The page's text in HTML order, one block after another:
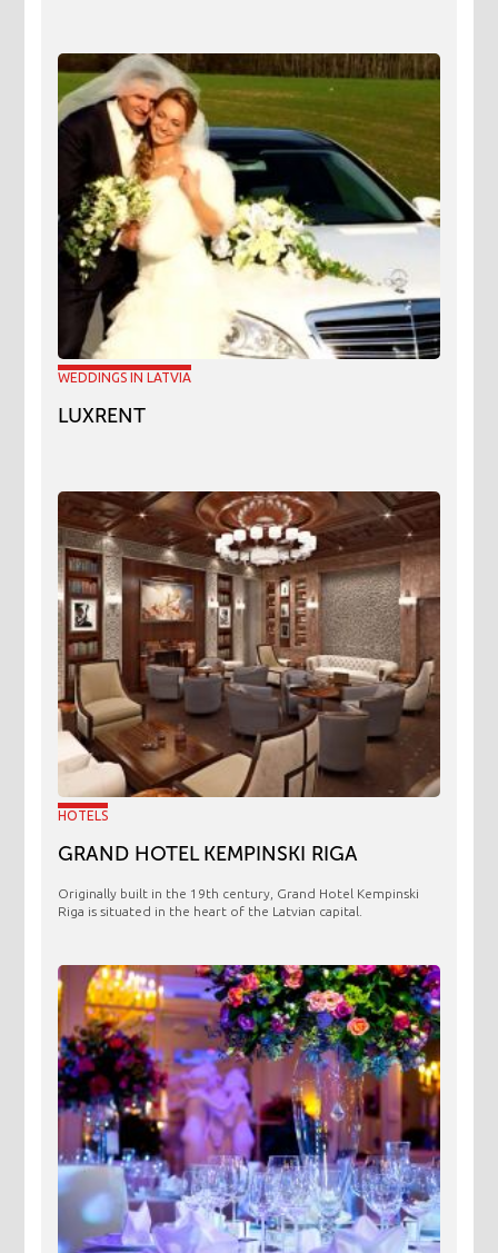
WEDDINGS IN LATVIA
LUXRENT
HOTELS
GRAND HOTEL KEMPINSKI RIGA
Originally built in the 19th century, Grand Hotel Kempinski
Riga is situated in the heart of the Latvian capital.